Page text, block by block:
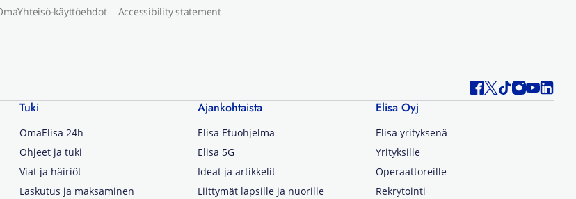
käyttöehdot Accessibility statement
Tuki
OmaElisa 24h
Ohjeet ja tuki
Viat ja häiriöt
Laskutus ja maksaminen
Ajankohtaista
Elisa Etuohjelma
Elisa 5G
Ideat ja artikkelit
Liittymät lapsille ja nuorille
Elisa Oyj
Elisa yrityksenä
Yrityksille
Operaattoreille
Rekrytointi